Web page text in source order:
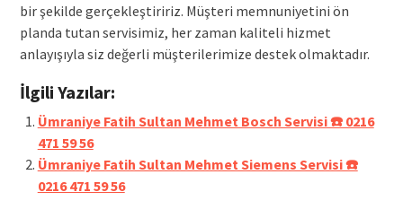
bir şekilde gerçekleştiririz. Müşteri memnuniyetini ön
planda tutan servisimiz, her zaman kaliteli hizmet
anlayışıyla siz değerli müşterilerimize destek olmaktadır.
İlgili Yazılar:
Ümraniye Fatih Sultan Mehmet Bosch Servisi ☎️ 0216
471 59 56
Ümraniye Fatih Sultan Mehmet Siemens Servisi ☎️
0216 471 59 56